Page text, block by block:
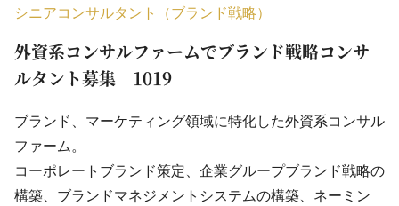
シニアコンサルタント（ブランド戦略）
外資系コンサルファームでブランド戦略コンサ
ルタント募集 1019
ブランド、マーケティング領域に特化した外資系コンサル
ファーム。
コーポレートブランド策定、企業グループブランド戦略の
構築、ブランドマネジメントシステムの構築、ネーミン